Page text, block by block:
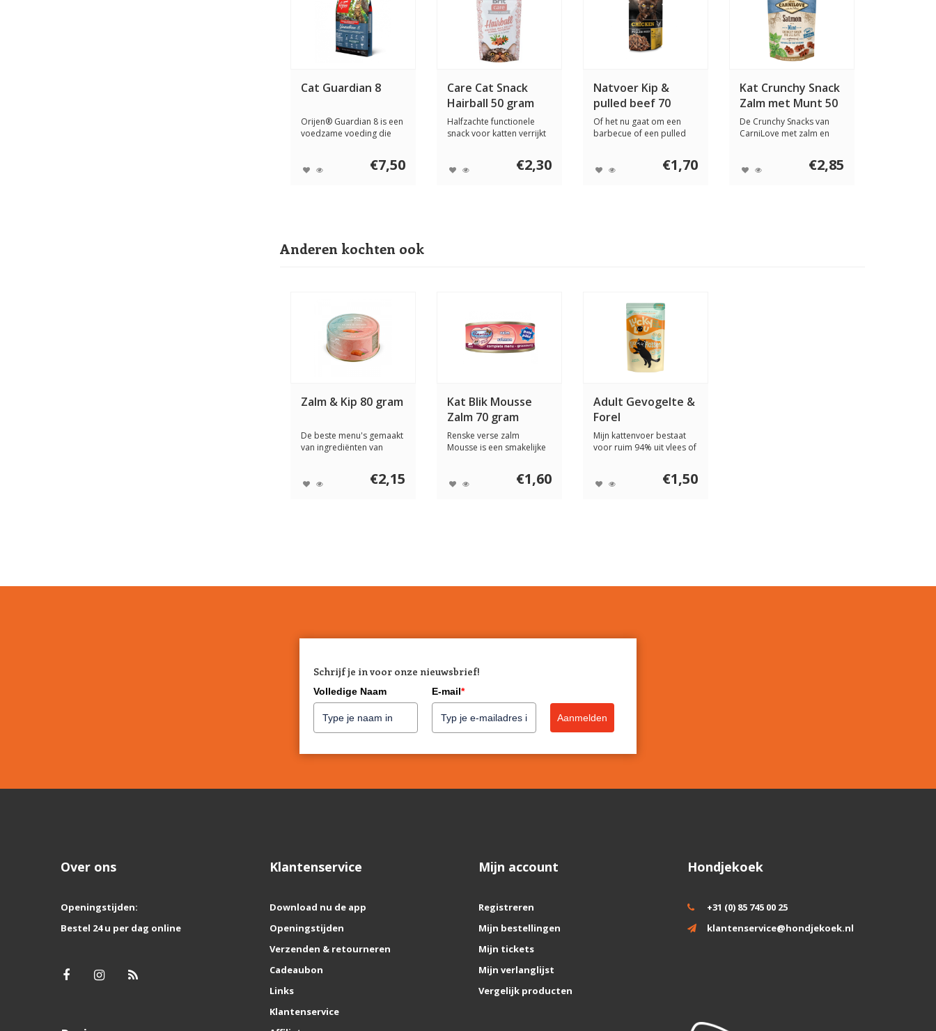
Cat Guardian 8
Orijen® Guardian 8 is een
voedzame voeding die
€7,50
Care Cat Snack
Hairball 50 gram
Halfzachte functionele
snack voor katten verrijkt
€2,30
Natvoer Kip &
pulled beef 70
gram
Of het nu gaat om een
barbecue of een pulled
€1,70
Kat Crunchy Snack
Zalm met Munt 50
gram
De Crunchy Snacks van
CarniLove met zalm en
€2,85
Anderen kochten ook
Zalm & Kip 80 gram
De beste menu's gemaakt
van ingrediënten van
€2,15
Kat Blik Mousse
Zalm 70 gram
Renske verse zalm
Mousse is een smakelijke
€1,60
Adult Gevogelte &
Forel
Mijn kattenvoer bestaat
voor ruim 94% uit vlees of
€1,50
Schrijf je in voor onze nieuwsbrief!
Volledige Naam E-mail*
Aanmelden
Over ons
Openingstijden:
Bestel 24 u per dag online
Klantenservice
Download nu de app
Openingstijden
Verzenden & retourneren
Cadeaubon
Links
Klantenservice
Mijn account
Registreren
Mijn bestellingen
Mijn tickets
Mijn verlanglijst
Vergelijk producten
Hondjekoek
+31 (0) 85 745 00 25
klantenservice@hondjekoek.nl